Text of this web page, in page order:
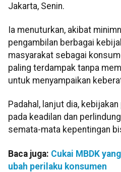
Jakarta, Senin.
Ia menuturkan, akibat
pengambilan berbagai
masyarakat sebagai
paling terdampak tanpa
untuk menyampaikan
Padahal, lanjut dia,
pada keadilan dan
semata-mata kepentingan
Baca juga: Cukai MBDK
ubah perilaku konsumen